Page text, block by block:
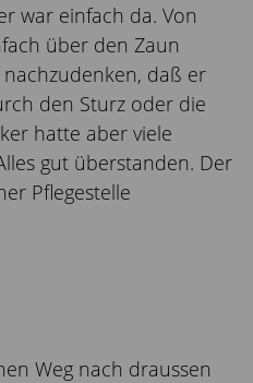
war einfach da. Von
über den Zaun
daß er
den Sturz oder die
hatte aber viele
gut überstanden. Der
Pflegestelle
Weg nach draussen